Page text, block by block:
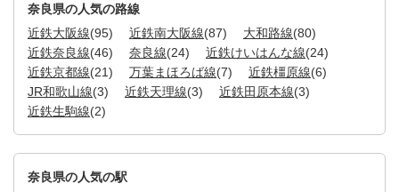
奈良県の人気の路線
近鉄大阪線(95) 近鉄南大阪線(87) 大和路線(80)
近鉄奈良線(46) 奈良線(24) 近鉄けいはんな線(24)
近鉄京都線(21) 万葉まほろば線(7) 近鉄橿原線(6)
JR和歌山線(3) 近鉄天理線(3) 近鉄田原本線(3)
近鉄生駒線(2)
奈良県の人気の駅